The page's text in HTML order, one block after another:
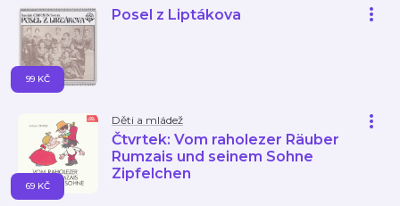
Posel z Liptákova
99 KČ
Děti a mládež
Čtvrtek: Vom raholezer Räuber
Rumzais und seinem Sohne
Zipfelchen
69 KČ